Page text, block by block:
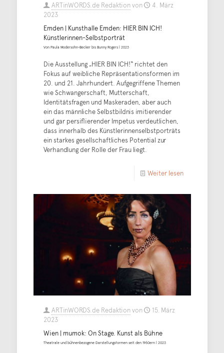
ARTinWORDS.de Redaktionvon
4. März
2023
Emden | Kunsthalle Emden: HIER BIN ICH!
Künstlerinnen-Selbstporträt
Von Paula Modersohn-Becker bis Bunny Rogers | 2023
Die Ausstellung „HIER BIN ICH!“ richtet den
Fokus auf weibliche Repräsentationsformen im
20. und 21. Jahrhundert. Aufgegriffene Themen
wie Schwangerschaft, Mutterschaft,
Identitätsfragen und Maskeraden, aber auch
ein das männliche Selbstbildnis imitierender
und gar persiflierender Impetus verdeutlichen,
dass innerhalb des Künstlerinnenselbstporträts
ein starkes gesellschaftliches Potential zur
Verhandlung der Rolle der Frau liegt.
Weiter lesen
ARTinWORDS.de Redaktionvon
15. März
2023
Wien | mumok: On Stage. Kunst als Bühne
Theatrale und bühnenbezogene Darstellungsformen seit den 1960ern | 2023